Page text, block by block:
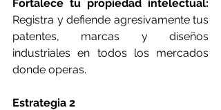
Registra y defiende agresivamente tus
patentes, marcas y diseños
industriales en todos los mercados
donde operas.
Estrategia 2